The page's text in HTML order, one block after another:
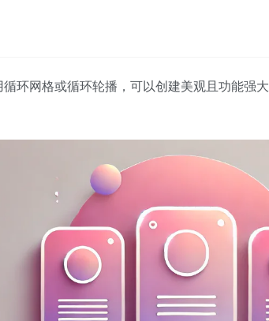
环网格或循环轮播，可以创建美观且功能强